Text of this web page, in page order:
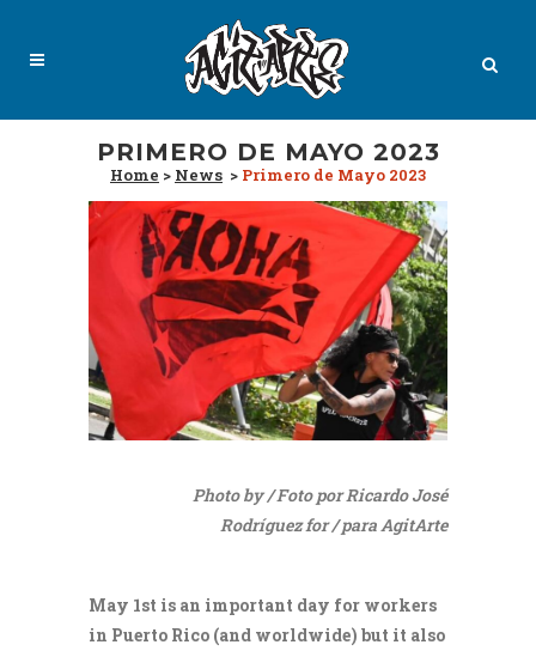
PRIMERO DE MAYO 2023
Home > News > Primero de Mayo 2023
Photo by / Foto por Ricardo José
Rodríguez for / para AgitArte
May 1st is an important day for workers
in Puerto Rico (and worldwide) but it also